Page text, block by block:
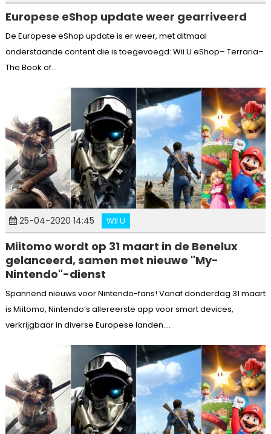
Europese eShop update weer gearriveerd
De Europese eShop update is er weer, met ditmaal
onderstaande content die is toegevoegd: Wii U eShop– Terraria–
The Book of...
25-04-2020 14:45 WII U
Miitomo wordt op 31 maart in de Benelux
gelanceerd, samen met nieuwe "My-
Nintendo"-dienst
Spannend nieuws voor Nintendo-fans! Vanaf donderdag 31 maart
is Miitomo, Nintendo’s allereerste app voor smart devices,
verkrijgbaar in diverse Europese landen....